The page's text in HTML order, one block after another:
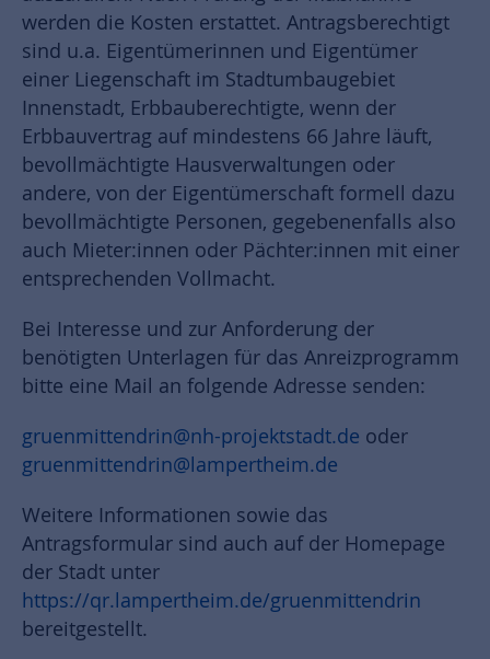
werden die Kosten erstattet. Antragsberechtigt
sind u.a. Eigentümerinnen und Eigentümer
einer Liegenschaft im Stadtumbaugebiet
Innenstadt, Erbbauberechtigte, wenn der
Erbbauvertrag auf mindestens 66 Jahre läuft,
bevollmächtigte Hausverwaltungen oder
andere, von der Eigentümerschaft formell dazu
bevollmächtigte Personen, gegebenenfalls also
auch Mieter:innen oder Pächter:innen mit einer
entsprechenden Vollmacht.
Bei Interesse und zur Anforderung der
benötigten Unterlagen für das Anreizprogramm
bitte eine Mail an folgende Adresse senden:
gruenmittendrin@nh-projektstadt.de oder
gruenmittendrin@lampertheim.de
Weitere Informationen sowie das
Antragsformular sind auch auf der Homepage
der Stadt unter
https://qr.lampertheim.de/gruenmittendrin
bereitgestellt.